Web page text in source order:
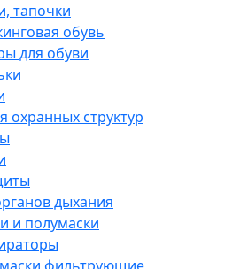
тапочки
обувь
для обуви
охранных структур
дыхания
и полумаски